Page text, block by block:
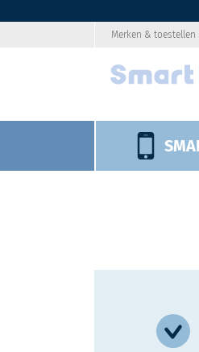
Merken & toestellen